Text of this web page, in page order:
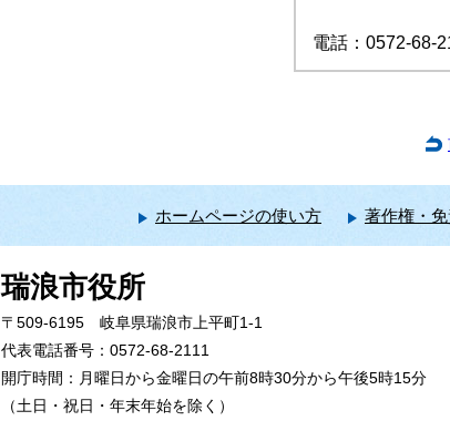
電話：0572-68-
ホームページの使い方 著作権・
瑞浪市役所
〒509-6195 岐阜県瑞浪市上平町1-1
代表電話番号：0572-68-2111
開庁時間：月曜日から金曜日の午前8時30分から午後5時15分
（土日・祝日・年末年始を除く）